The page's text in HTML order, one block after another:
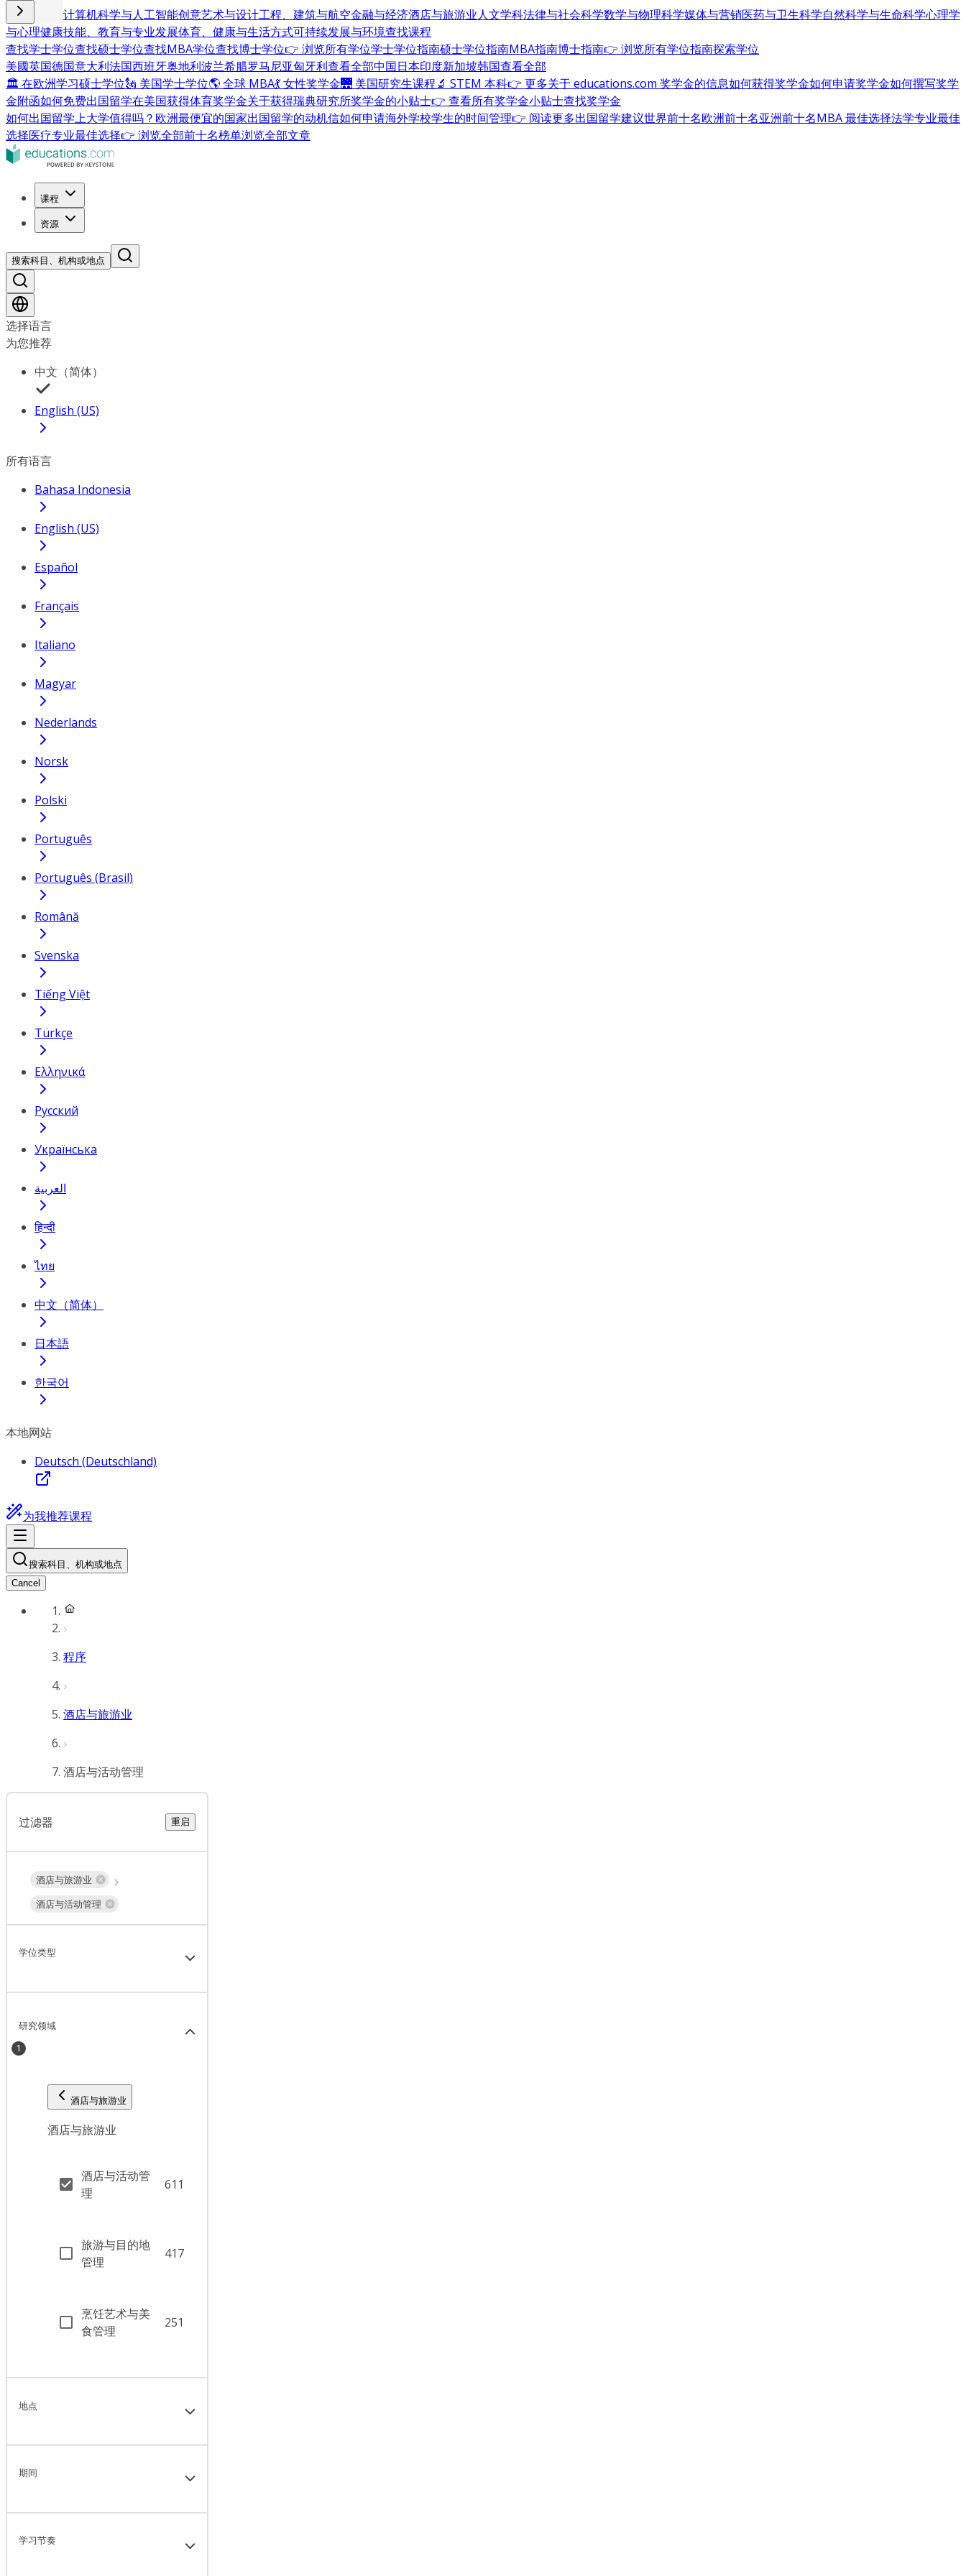
商业与管理 计算机科学与人工智能创意艺术与设计工程、建筑与航空金融与经济酒店与旅游业人文学科法律与社会科学数学与物理科学媒体与营销医药与卫生科学自然科学与生命科学心理学
与心理健康技能、教育与专业发展体育、健康与生活方式可持续发展与环境查找课程
查找学士学位查找硕士学位查找MBA学位查找博士学位👉 浏览所有学位学士学位指南硕士学位指南MBA指南博士指南👉 浏览所有学位指南探索学位
美國英国德国意大利法国西班牙奥地利波兰希腊罗马尼亚匈牙利查看全部中国日本印度新加坡韩国查看全部
🏛 在欧洲学习硕士学位🗽 美国学士学位🌎 全球 MBA💃 女性奖学金🌉 美国研究生课程🔬 STEM 本科👉 更多关于 educations.com 奖学金的信息如何获得奖学金如何申请奖学金如何撰写奖学
金附函如何免费出国留学在美国获得体育奖学金关于获得瑞典研究所奖学金的小贴士👉 查看所有奖学金小贴士查找奖学金
如何出国留学上大学值得吗？ 欧洲最便宜的国家出国留学的动机信如何申请海外学校学生的时间管理👉 阅读更多出国留学建议世界前十名欧洲前十名亚洲前十名MBA 最佳选择法学专业最佳
选择医疗专业最佳选择👉 浏览全部前十名榜单浏览全部文章
课程
资源
搜索科目、机构或地点
选择语言
为您推荐
中文（简体）
English (US)
所有语言
Bahasa Indonesia
English (US)
Español
Français
Italiano
Magyar
Nederlands
Norsk
Polski
Português
Português (Brasil)
Română
Svenska
Tiếng Việt
Türkçe
Ελληνικά
Русский
Українська
العربية
हिन्दी
ไทย
中文（简体）
日本語
한국어
本地网站
Deutsch (Deutschland)
为我推荐课程
搜索科目、机构或地点
Cancel
程序
酒店与旅游业
酒店与活动管理
过滤器 重启
酒店与旅游业
酒店与活动管理
学位类型
研究领域
1
酒店与旅游业
酒店与旅游业
酒店与活动管
理
611
旅游与目的地
管理
417
烹饪艺术与美
食管理
251
地点
期间
学习节奏